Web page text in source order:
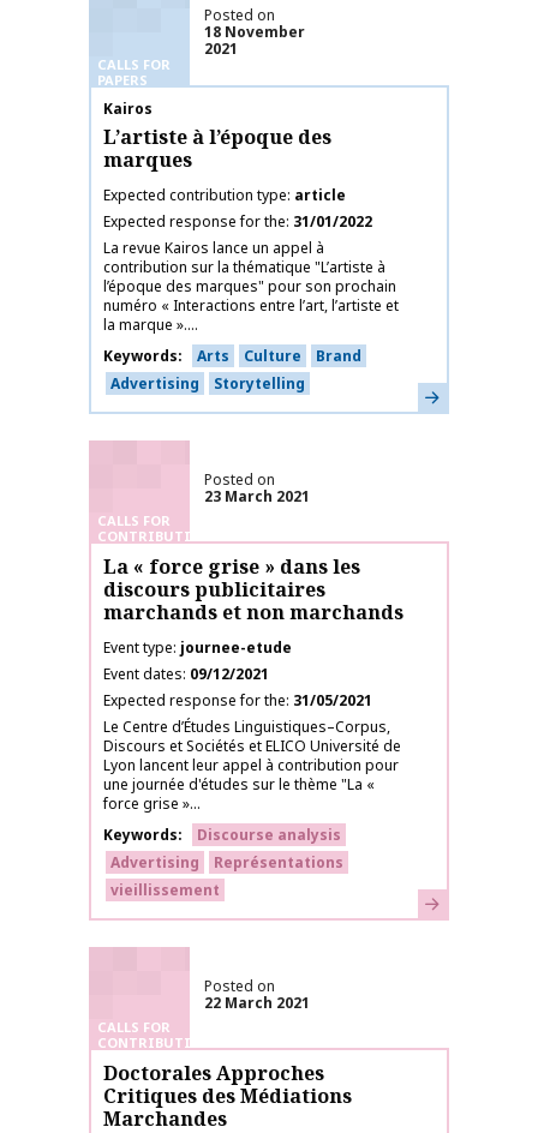
CALLS FOR
PAPERS
Posted on
18 November
2021
Publication name
Kairos
L’artiste à l’époque des
marques
Expected contribution type article
Expected response for the 31/01/2022
La revue Kairos lance un appel à
contribution sur la thématique "L’artiste à
l’époque des marques" pour son prochain
numéro « Interactions entre l’art, l’artiste et
la marque »....
Keywords
Arts Culture
Brand
Advertising
Storytelling Learn more
CALLS FOR
CONTRIBUTIONS
Posted on
23 March 2021
La « force grise » dans les
discours publicitaires
marchands et non marchands
Event type journee-etude
Event dates 09/12/2021
Expected response for the 31/05/2021
Le Centre d’Études Linguistiques–Corpus,
Discours et Sociétés et ELICO Université de
Lyon lancent leur appel à contribution pour
une journée d'études sur le thème "La «
force grise »...
Keywords
Discourse analysis
Advertising
Représentations
vieillissement
Learn more
CALLS FOR
CONTRIBUTIONS
Posted on
22 March 2021
Doctorales Approches
Critiques des Médiations
Marchandes